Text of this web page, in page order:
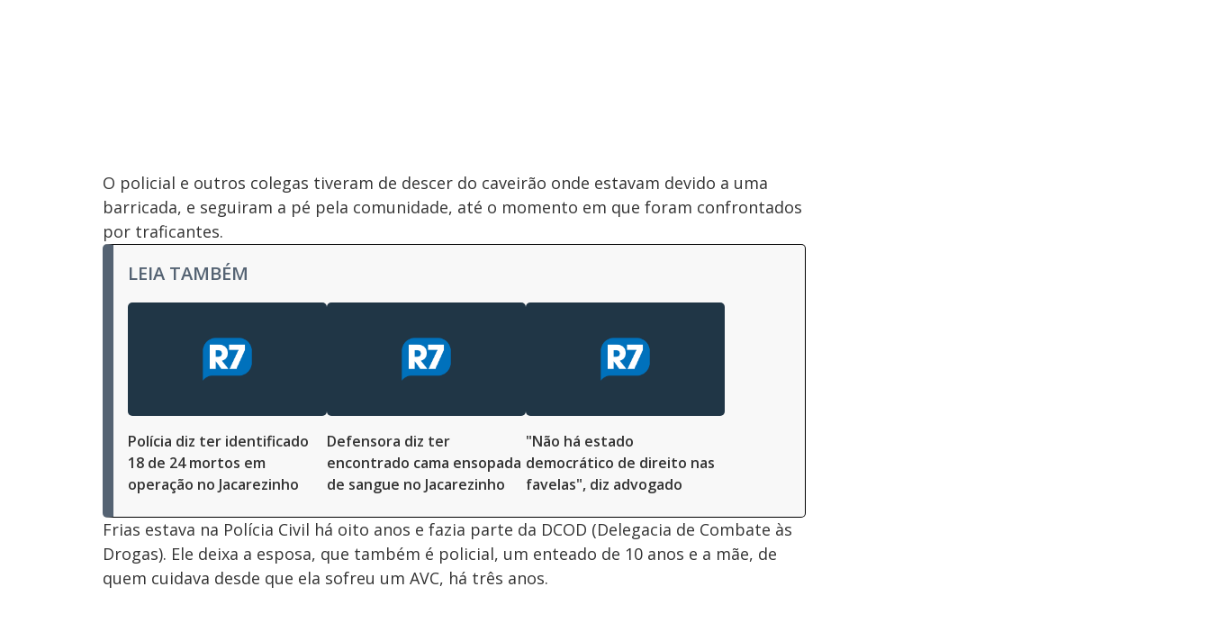
O policial e outros colegas tiveram de descer do caveirão onde estavam devido a uma
barricada, e seguiram a pé pela comunidade, até o momento em que foram confrontados
por traficantes.
LEIA TAMBÉM
Polícia diz ter identificado
18 de 24 mortos em
operação no Jacarezinho
Defensora diz ter
encontrado cama ensopada
de sangue no Jacarezinho
"Não há estado
democrático de direito nas
favelas", diz advogado
Frias estava na Polícia Civil há oito anos e fazia parte da DCOD (Delegacia de Combate às
Drogas). Ele deixa a esposa, que também é policial, um enteado de 10 anos e a mãe, de
quem cuidava desde que ela sofreu um AVC, há três anos.